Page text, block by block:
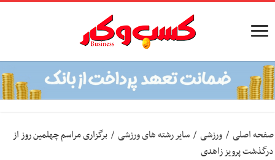
صفحه اصلی / ورزشی / سایر رشته های ورزشی / برگزاری مراسم چهلمین روز از
درگذشت پرویز زاهدی